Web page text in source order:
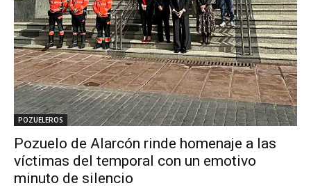
POZUELEROS
Pozuelo de Alarcón rinde homenaje a las
víctimas del temporal con un emotivo
minuto de silencio